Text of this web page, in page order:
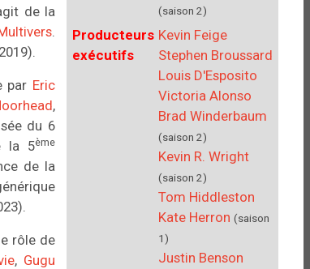
(saison 2)
Producteurs
exécutifs
Kevin Feige
Stephen Broussard
Louis D'Esposito
Victoria Alonso
Brad Winderbaum
(saison 2)
Kevin R. Wright
(saison 2)
Tom Hiddleston
Kate Herron (saison
1)
Justin Benson
de la
par Eric
,
du 6
la 5ème
de la
rôle de
, Gugu